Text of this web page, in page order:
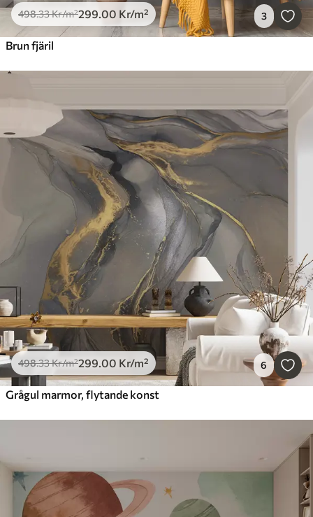
498.33Kr/m²299.00 Kr/m² 3
Brun fjäril
498.33Kr/m²299.00 Kr/m² 6
Grågul marmor, flytande konst